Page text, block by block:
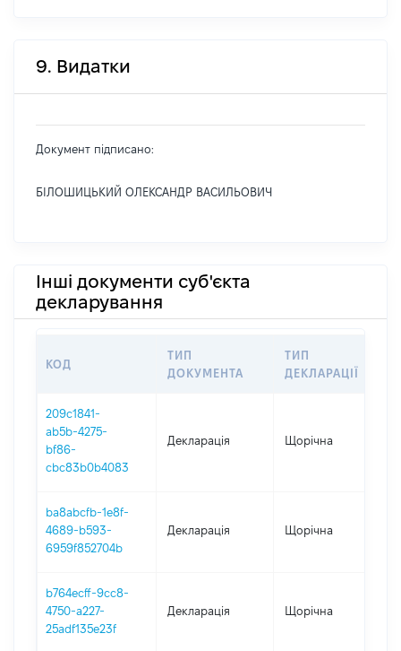
9. Видатки
Документ підписано:
БІЛОШИЦЬКИЙ ОЛЕКСАНДР ВАСИЛЬОВИЧ
Інші документи суб'єкта
декларування
КОД
ТИП
ДОКУМЕНТА
ТИП
ДЕКЛАРАЦІЇ
209c1841-
ab5b-4275-
bf86-
cbc83b0b4083
Декларація Щорічна
ba8abcfb-1e8f-
4689-b593-
6959f852704b
Декларація Щорічна
b764ecff-9cc8-
4750-a227-
25adf135e23f
Декларація Щорічна